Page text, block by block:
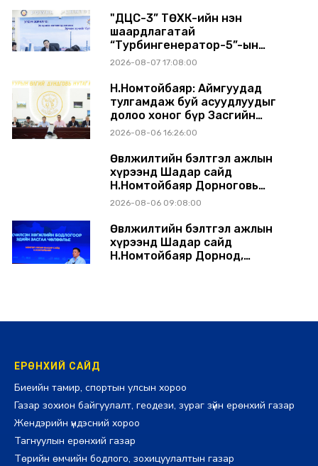
"ДЦС-3” ТӨХК-ийн нэн
шаардлагатай
“Турбингенератор-5”-ын
шинэчлэлийн төсвийг
2026-08-07 17:08:00
Н.Номтойбаяр: Аймгуудад
тулгамдаж буй асуудлуудыг
долоо хоног бүр Засгийн
газрын хуралдаанд
2026-08-06 16:26:00
Өвөлжилтийн бэлтгэл ажлын
хүрээнд Шадар сайд
Н.Номтойбаяр Дорноговь
аймагт ажиллав
2026-08-06 09:08:00
Өвөлжилтийн бэлтгэл ажлын
хүрээнд Шадар сайд
Н.Номтойбаяр Дорнод,
ЕРӨНХИЙ САЙД
Биеийн тамир, спортын улсын хороо
Газар зохион байгуулалт, геодези, зураг зүйн ерөнхий газар
Жендэрийн үндэсний хороо
Тагнуулын ерөнхий газар
Төрийн өмчийн бодлого, зохицуулалтын газар